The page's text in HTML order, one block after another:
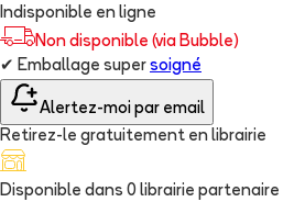
Indisponible en ligne
Non disponible (via Bubble)
✔ Emballage super soigné
Alertez-moi par email
Retirez-le gratuitement en librairie
Disponible dans 0 librairie partenaire